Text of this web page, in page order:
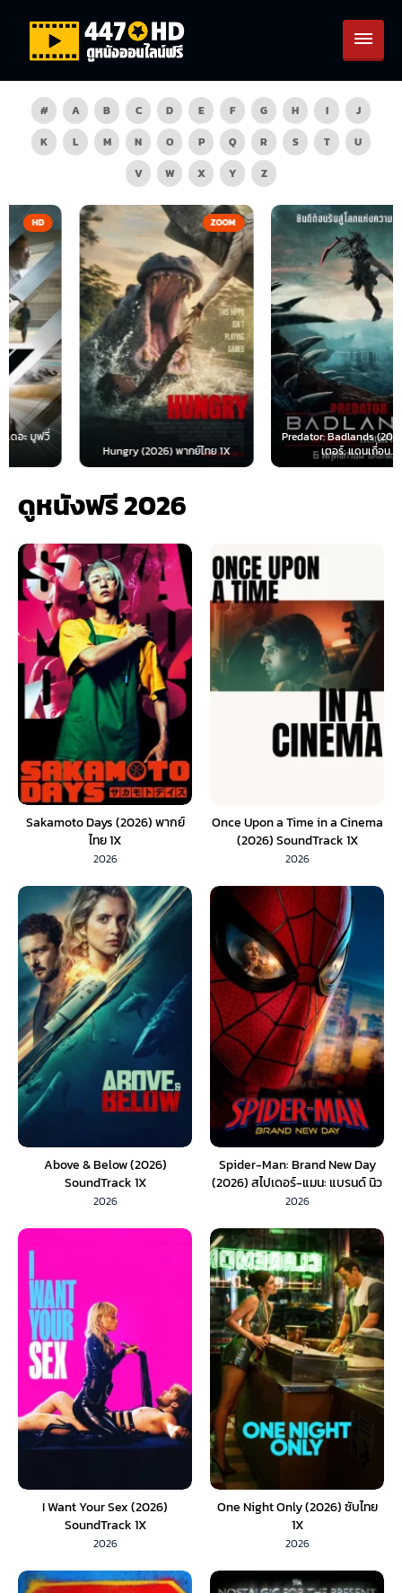
# A B C D E F G H I
J
K
L M N O P Q R S T
U
V
W X Y Z
ZOOM
Hungry (2026) พากย์ไทย 1X
HD
Predator: Badlands (2025) พรีเด
เตอร์: แดนเถื่อน...
ดูหนังฟรี 2026
Sakamoto Days (2026) พากย์
ไทย 1X
2026
Once Upon a Time in a Cinema
(2026) SoundTrack 1X
2026
Above & Below (2026)
SoundTrack 1X
2026
Spider-Man: Brand New Day
(2026) สไปเดอร์-แมน: แบรนด์ นิว
เดย์ (พากย์ไทย) 1X
2026
I Want Your Sex (2026)
SoundTrack 1X
2026
One Night Only (2026) ซับไทย
1X
2026